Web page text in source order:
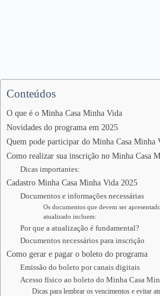
Conteúdos
O que é o Minha Casa Minha Vida
Novidades do programa em 2025
Quem pode participar do Minha Casa Minha
Como realizar sua inscrição no Minha Casa
Dicas importantes:
Cadastro Minha Casa Minha Vida 2025
Documentos e informações necessárias
Os documentos que devem ser
atualizado incluem:
Por que a atualização é fundamental?
Documentos necessários para inscrição
Como gerar e pagar o boleto do programa
Emissão do boleto por canais digitais
Acesso físico ao boleto do Minha Casa
Dicas para lembrar os vencimentos e evitar